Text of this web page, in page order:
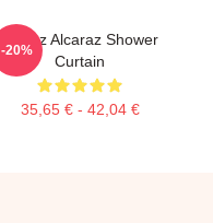
Carloz Alcaraz Shower
Curtain
35,65 € - 42,04 €
-20%